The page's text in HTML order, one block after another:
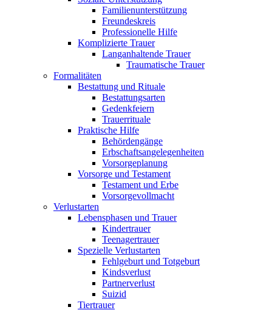
Familienunterstützung
Freundeskreis
Professionelle Hilfe
Komplizierte Trauer
Langanhaltende Trauer
Traumatische Trauer
Formalitäten
Bestattung und Rituale
Bestattungsarten
Gedenkfeiern
Trauerrituale
Praktische Hilfe
Behördengänge
Erbschaftsangelegenheiten
Vorsorgeplanung
Vorsorge und Testament
Testament und Erbe
Vorsorgevollmacht
Verlustarten
Lebensphasen und Trauer
Kindertrauer
Teenagertrauer
Spezielle Verlustarten
Fehlgeburt und Totgeburt
Kindsverlust
Partnerverlust
Suizid
Tiertrauer